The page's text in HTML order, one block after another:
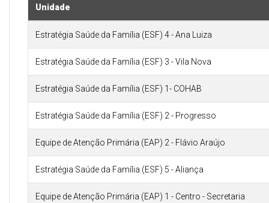
Unidade
Estratégia Saúde da Família (ESF) 4 - Ana Luiza
Estratégia Saúde da Família (ESF) 3 - Vila Nova
Estratégia Saúde da Família (ESF) 1- COHAB
Estratégia Saúde da Família (ESF) 2 - Progresso
Equipe de Atenção Primária (EAP) 2 - Flávio Araújo
Estratégia Saúde da Família (ESF) 5 - Aliança
Equipe de Atenção Primária (EAP) 1 - Centro - Secretaria